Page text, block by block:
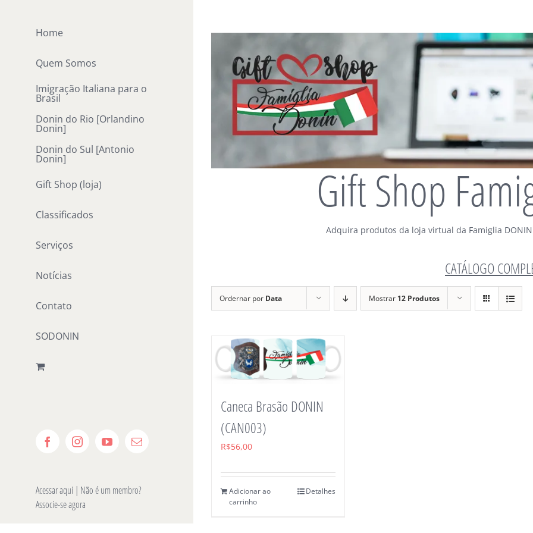
Home
Quem Somos
Imigração Italiana para o
Brasil
Donin do Rio [Orlandino
Donin]
Donin do Sul [Antonio
Donin]
Gift Shop (loja)
Classificados
Serviços
Notícias
Contato
SODONIN
FacebookInstagramYouTube
E-
Acessar aqui | Não é um membro?
Associe-se agora
Gift Shop
Adquira produtos da loja virtual da Famiglia
CATÁLOGO
Ordernar por Data Mostrar 12 Produtos
Caneca Brasão DONIN
(CAN003)
R$56,00
Adicionar ao
carrinho
Detalhes